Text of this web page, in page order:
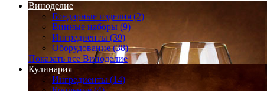
Виноделие
Бондарные изделия (2)
Винные наборы (9)
Ингредиенты (39)
Оборудование (38)
Показать все Виноделие
Кулинария
Ингредиенты (14)